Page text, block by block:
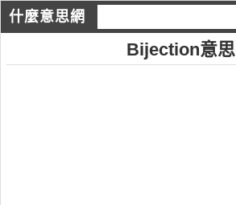
什麼意思網
Bijection意思